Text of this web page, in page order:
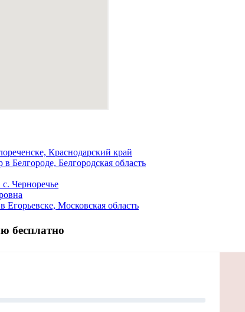
Краснодарский край
Белгородская область
Черноречье
Московская область
бесплатно